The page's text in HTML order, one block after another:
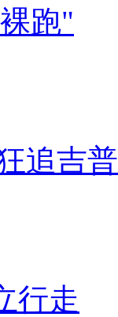
跑"
追吉
行走